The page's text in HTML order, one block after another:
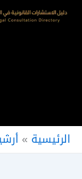
تخطي
الرئيسية »